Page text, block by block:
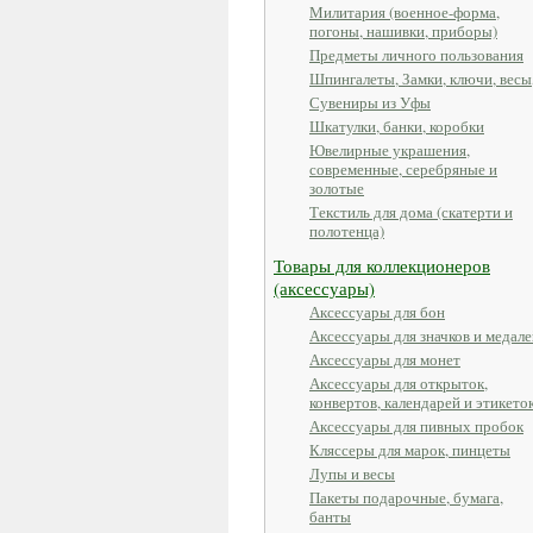
Милитария (военное-форма,
погоны, нашивки, приборы)
Предметы личного пользования
Шпингалеты, Замки, ключи,
Сувениры из Уфы
Шкатулки, банки, коробки
Ювелирные украшения,
современные, серебряные и
золотые
Текстиль для дома (скатерти и
полотенца)
Товары для коллекционеров
(аксессуары)
Аксессуары для бон
Аксессуары для значков и
Аксессуары для монет
Аксессуары для открыток,
конвертов, календарей и
Аксессуары для пивных пробок
Кляссеры для марок, пинцеты
Лупы и весы
Пакеты подарочные, бумага,
банты